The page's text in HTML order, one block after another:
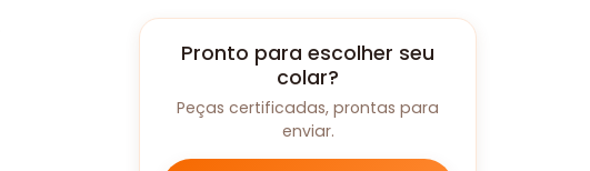
Pronto para escolher seu
colar?
Peças certificadas, prontas para
enviar.